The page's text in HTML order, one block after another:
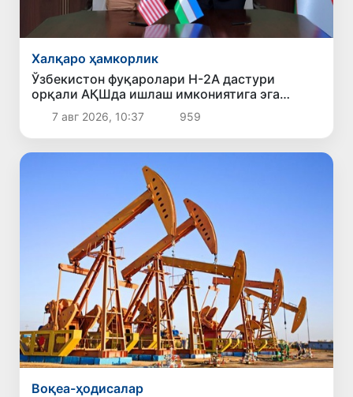
Халқаро ҳамкорлик
Ўзбекистон фуқаролари H-2A дастури
орқали АҚШда ишлаш имкониятига эга
бўлади
7 авг 2026, 10:37 959
Воқеа-ҳодисалар